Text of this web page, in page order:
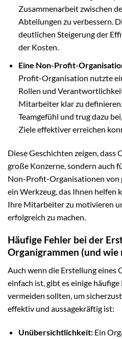
Zusammenarbeit zwischen
Abteilungen zu verbessern.
deutlichen Steigerung der
der Kosten.
Eine Non-Profit-
Profit-Organisation nutzte
Rollen und
Mitarbeiter klar zu
Teamgefühl und trug dazu
Ziele effektiver erreichen
Diese Geschichten zeigen,
große Konzerne, sondern auch
Non-Profit-Organisationen von
ein Werkzeug, das Ihnen helfen
Ihre Mitarbeiter zu motivieren
erfolgreich zu machen.
Häufige Fehler bei der
Organigrammen (und wie
Auch wenn die Erstellung eines
einfach ist, gibt es einige
vermeiden sollten, um
effektiv und aussagekräftig ist:
Unübersichtlichkeit:Ein